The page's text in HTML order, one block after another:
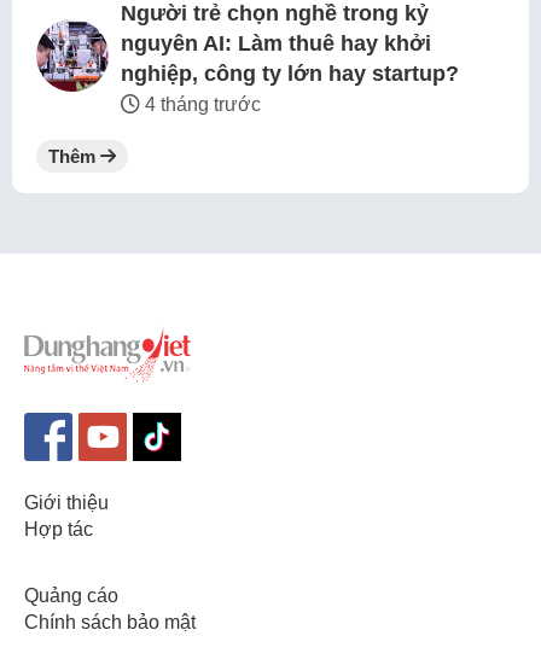
Người trẻ chọn nghề trong kỷ
nguyên AI: Làm thuê hay khởi
nghiệp, công ty lớn hay startup?
4 tháng trước
Thêm
Giới thiệu
Hợp tác
Quảng cáo
Chính sách bảo mật